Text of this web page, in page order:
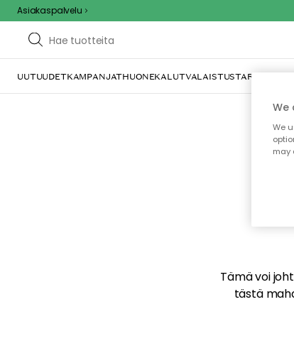
Asiakaspalvelu
UUTUUDETKAMPANJATHUONEKALUTVALAISTUSTARJOILU
Tämä voi
tästä
We
We
may